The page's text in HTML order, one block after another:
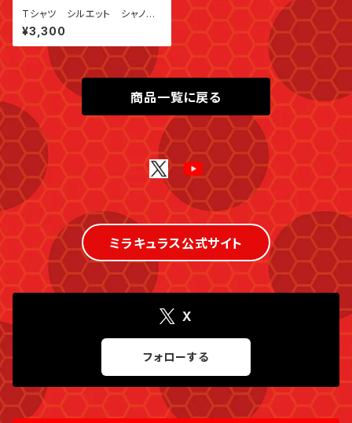
Tシャツ シルエット シャノワ
ール
¥3,300
商品一覧に戻る
ミラキュラス公式サイト
X
フォローする